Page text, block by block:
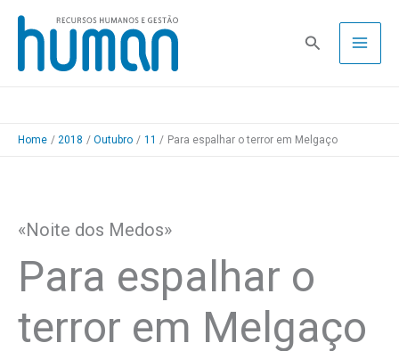
Skip
content
Pesquisa
Home 2018 Outubro 11 Para espalhar o terror em Melgaço
«Noite dos Medos»
Para espalhar o
terror em Melgaço